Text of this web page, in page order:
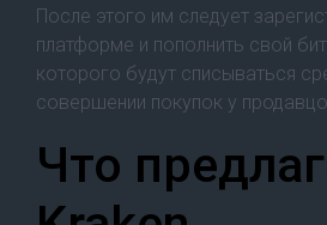
После этого им следует
платформе и пополнить свой
которого будут списываться
совершении покупок у
Что